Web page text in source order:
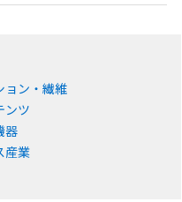
ョン・繊維
ンツ
器
産業